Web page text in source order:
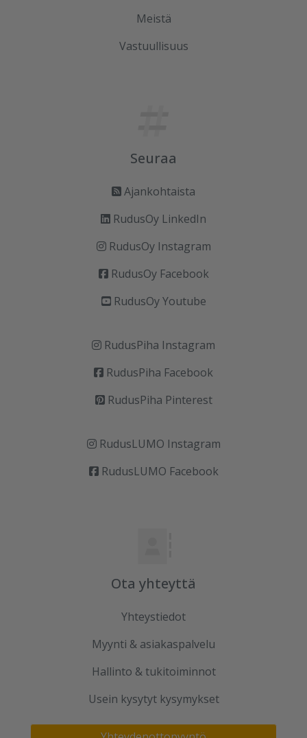
Meistä
Vastuullisuus
Seuraa
Ajankohtaista
RudusOy LinkedIn
RudusOy Instagram
RudusOy Facebook
RudusOy Youtube
RudusPiha Instagram
RudusPiha Facebook
RudusPiha Pinterest
RudusLUMO Instagram
RudusLUMO Facebook
Ota yhteyttä
Yhteystiedot
Myynti & asiakaspalvelu
Hallinto & tukitoiminnot
Usein kysytyt kysymykset